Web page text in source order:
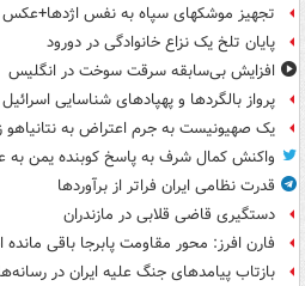
تجهیز موشکهای سپاه به نفس اژدها+عکس
پایان تلخ یک نزاع خانوادگی در دورود
افزایش بی‌سابقه سرقت سوخت در انگلیس
پرواز بالگردها و پهپادهای شناسایی
یک صهیونیست به جرم اعتراض به نتانیاهو
واکنش کمال شرف به پاسخ کوبنده یمن به
قدرت نظامی ایران فراتر از برآوردها
دستگیری قاضی قلابی در مازندران
فارن افرز: محور مقاومت پابرجا باقی
بازتاب پیامدهای جنگ علیه ایران در